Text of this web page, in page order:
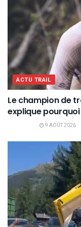
ACTU TRAIL
Le champion de
explique
9 AOÛT 2026